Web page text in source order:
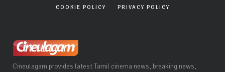
COOKIE POLICY PRIVACY POLICY
Cineulagam provides latest Tamil cinema news, breaking news,